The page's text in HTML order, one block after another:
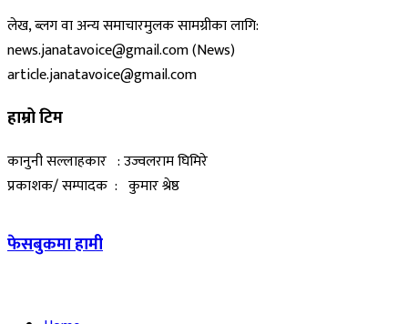
लेख, ब्लग वा अन्य समाचारमुलक सामग्रीका लागि:
news.janatavoice@gmail.com (News)
article.janatavoice@gmail.com
हाम्रो टिम
कानुनी सल्लाहकार : उज्वलराम घिमिरे
प्रकाशक/ सम्पादक : कुमार श्रेष्ठ
फेसबुकमा हामी